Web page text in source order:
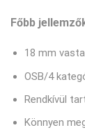
Főbb
18 mm
OSB/4
Rendkívül
Könnyen